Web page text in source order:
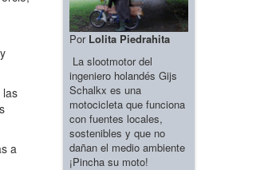
las
a
Por Lolita Piedrahita
La slootmotor del
ingeniero holandés Gijs
Schalkx es una
motocicleta que funciona
con fuentes locales,
sostenibles y que no
dañan el medio ambiente
¡Pincha su moto!